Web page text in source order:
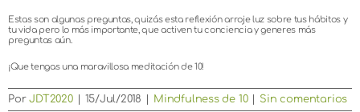
Estas son algunas preguntas, quizás esta reflexión arroje luz sobre tus hábitos y
tu vida pero lo más importante, que activen tu conciencia y generes más
preguntas aún.
¡Que tengas una maravillosa meditación de 10!
PorJDT2020 15/Jul/2018 Mindfulness de 10 Sin comentarios